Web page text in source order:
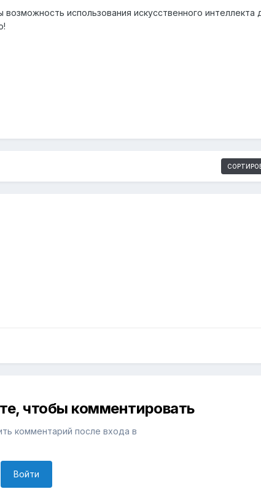
использования искусственного
чтобы комментировать
комментарий после входа в
Войти